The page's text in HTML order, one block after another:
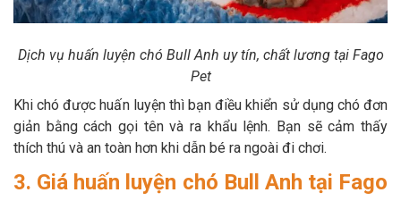
Dịch vụ huấn luyện chó Bull Anh uy tín, chất lương tại Fago
Pet
Khi chó được huấn luyện thì bạn điều khiển sử dụng chó đơn
giản bằng cách gọi tên và ra khẩu lệnh. Bạn sẽ cảm thấy
thích thú và an toàn hơn khi dẫn bé ra ngoài đi chơi.
3. Giá huấn luyện chó Bull Anh tại Fago